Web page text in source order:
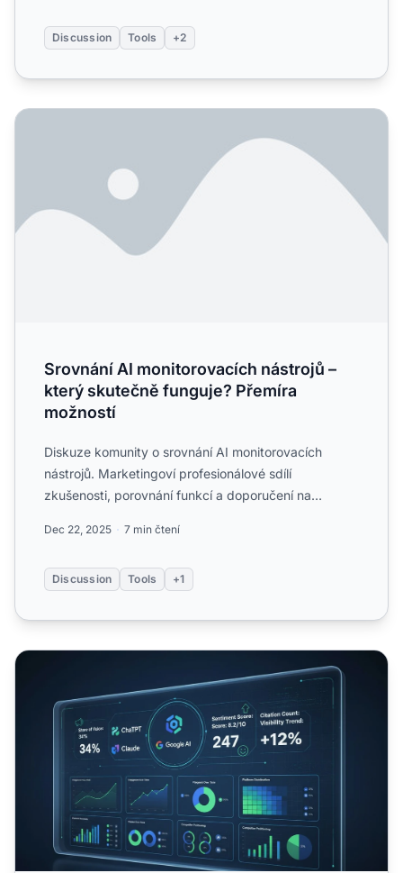
Discussion Tools +2
Srovnání AI monitorovacích nástrojů – který skutečně
Srovnání AI monitorovacích nástrojů –
který skutečně funguje? Přemíra
možností
Diskuze komunity o srovnání AI monitorovacích
nástrojů. Marketingoví profesionálové sdílí
zkušenosti, porovnání funkcí a doporučení na
Dec 22, 2025 7 min čtení
Discussion Tools +1
Automatizace monitorování viditelnosti v AI: Nástroje a